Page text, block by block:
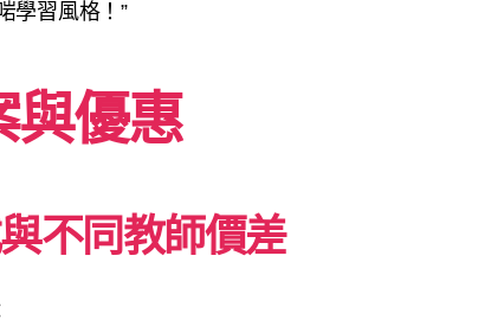
學習風格！”
與優惠
不同教師價差